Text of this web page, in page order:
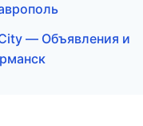
— Объявления и